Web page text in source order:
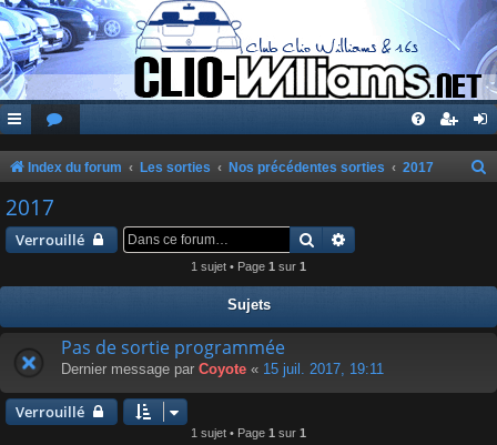
Index du forum Les sorties Nos précédentes sorties 2017
e
2017
Verrouillé Rechercher
1 sujet • Page 1 sur 1
Sujets
Pas de sortie programmée
Dernier message par Coyote « 15 juil. 2017, 19:11
Verrouillé
1 sujet • Page 1 sur 1